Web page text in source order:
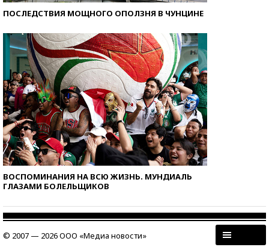
ПОСЛЕДСТВИЯ МОЩНОГО ОПОЛЗНЯ В ЧУНЦИНЕ
ВОСПОМИНАНИЯ НА ВСЮ ЖИЗНЬ. МУНДИАЛЬ
ГЛАЗАМИ БОЛЕЛЬЩИКОВ
© 2007 — 2026 ООО «Медиа новости»